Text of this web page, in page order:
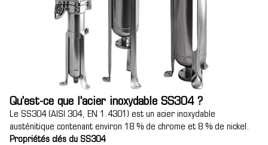
Qu'est-ce que l'acier inoxydable SS304 ?
Le SS304 (AISI 304, EN 1.4301) est un acier inoxydable
austénitique contenant environ 18 % de chrome et 8 % de nickel.
Propriétés clés du SS304